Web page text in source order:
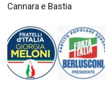
Cannara e Bastia